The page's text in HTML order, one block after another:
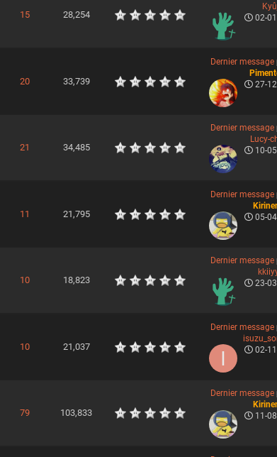
15 28,254
02-
20 33,739
Dernier message
27-
21 34,485
Dernier message
Lucy-
10-
11 21,795
Dernier message
05-
10 18,823
Dernier message
23-
10 21,037
Dernier message
02-
79 103,833
Dernier message
11-